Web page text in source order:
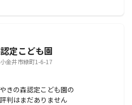
定こども園
金井市緑町1-6-17
きの森認定こども園の
判はまだありません